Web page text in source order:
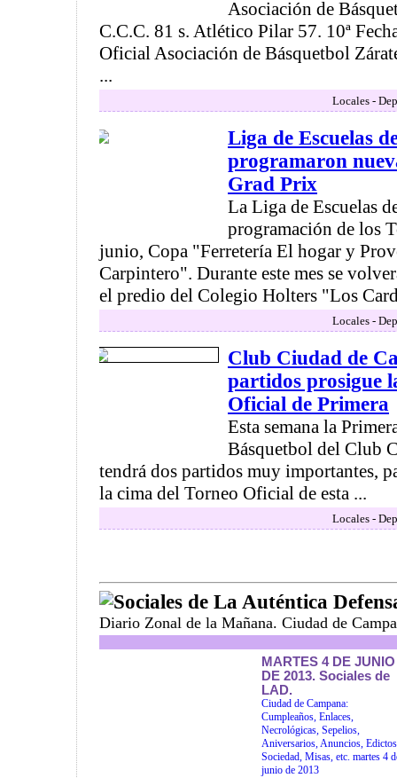
Asociación de
C.C.C. 81 s. Atlético Pilar 57. 10ª
Oficial Asociación de Básquetbol
...
Locales -
Liga de Escuelas
programaron
Grad Prix
La Liga de Escuelas
programación de los
junio, Copa "Ferretería El hogar y
Carpintero". Durante este mes se
el predio del Colegio Holters "Los
Locales -
Club Ciudad de
partidos prosigue
Oficial de Primera
Esta semana la
Básquetbol del Club
tendrá dos partidos muy importantes,
la cima del Torneo Oficial de esta ...
Locales -
Sociales de La Auténtica
Diario Zonal de la Mañana. Ciudad de
MARTES 4 DE JUNIO
DE 2013. Sociales de
LAD.
Ciudad de Campana:
Cumpleaños, Enlaces,
Necrológicas, Sepelios,
Aniversarios, Anuncios,
Sociedad, Misas, etc. martes 4
junio de 2013